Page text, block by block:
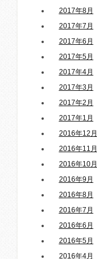
2017年8月
2017年7月
2017年6月
2017年5月
2017年4月
2017年3月
2017年2月
2017年1月
2016年12月
2016年11月
2016年10月
2016年9月
2016年8月
2016年7月
2016年6月
2016年5月
2016年4月